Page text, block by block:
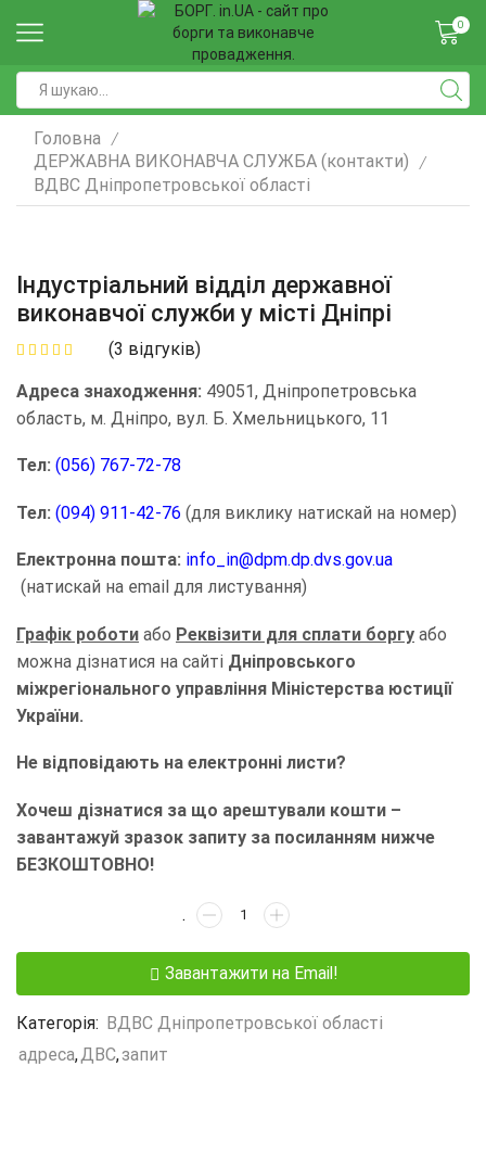
0
Головна /
ДЕРЖАВНА ВИКОНАВЧА СЛУЖБА (контакти) /
ВДВС Дніпропетровської області
Індустріальний відділ державної
виконавчої служби у місті Дніпрі
(3 відгуків)
Адреса знаходження: 49051, Дніпропетровська
область, м. Дніпро, вул. Б. Хмельницького, 11
Тел: (056) 767-72-78
Тел: (094) 911-42-76 (для виклику натискай на номер)
Електронна пошта: info_in@dpm.dp.dvs.gov.ua
(натискай на email для листування)
Графік роботи або Реквізити для сплати боргу або
можна дізнатися на сайті Дніпровського
міжрегіонального управління Міністерства юстиції
України.
Не відповідають на електронні листи?
Хочеш дізнатися за що арештували кошти –
завантажуй зразок запиту за посиланням нижче
БЕЗКОШТОВНО!
Завантажити на Email!
Категорія: ВДВС Дніпропетровської області
адреса,ДВС,запит